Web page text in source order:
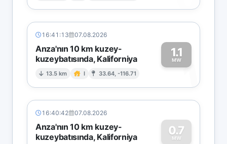
16:41:13 07.08.2026
Anza'nın 10 km kuzey-
kuzeybatısında, Kaliforniya
13.5 km I 33.64, -116.71
1.1
MW1
16:40:42 07.08.2026
Anza'nın 10 km kuzey-
kuzeybatısında, Kaliforniya
0.7
MW